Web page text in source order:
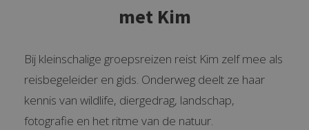
met Kim
Bij kleinschalige groepsreizen reist Kim zelf mee als
reisbegeleider en gids. Onderweg deelt ze haar
kennis van wildlife, diergedrag, landschap,
fotografie en het ritme van de natuur.